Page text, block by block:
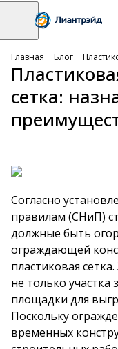
Главная Блог
сетка:
Согласно
правилам (СНиП)
должные быть
ограждающей
пластиковая
не только участка
площадки для
Поскольку
временных